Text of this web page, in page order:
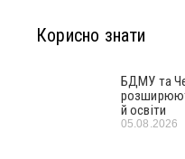
Корисно знати
БДМУ та
й освіти
05.08.2026